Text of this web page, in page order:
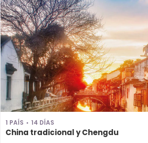
1 PAÍS 14 DÍAS
China tradicional y Chengdu